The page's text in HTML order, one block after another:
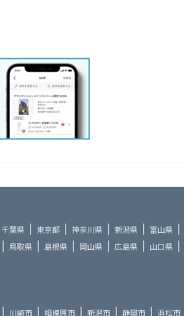
千葉県 東京都 神奈川県 新潟県 富山県
鳥取県 島根県 岡山県 広島県 山口県
川崎市 相模原市 新潟市 静岡市 浜松市